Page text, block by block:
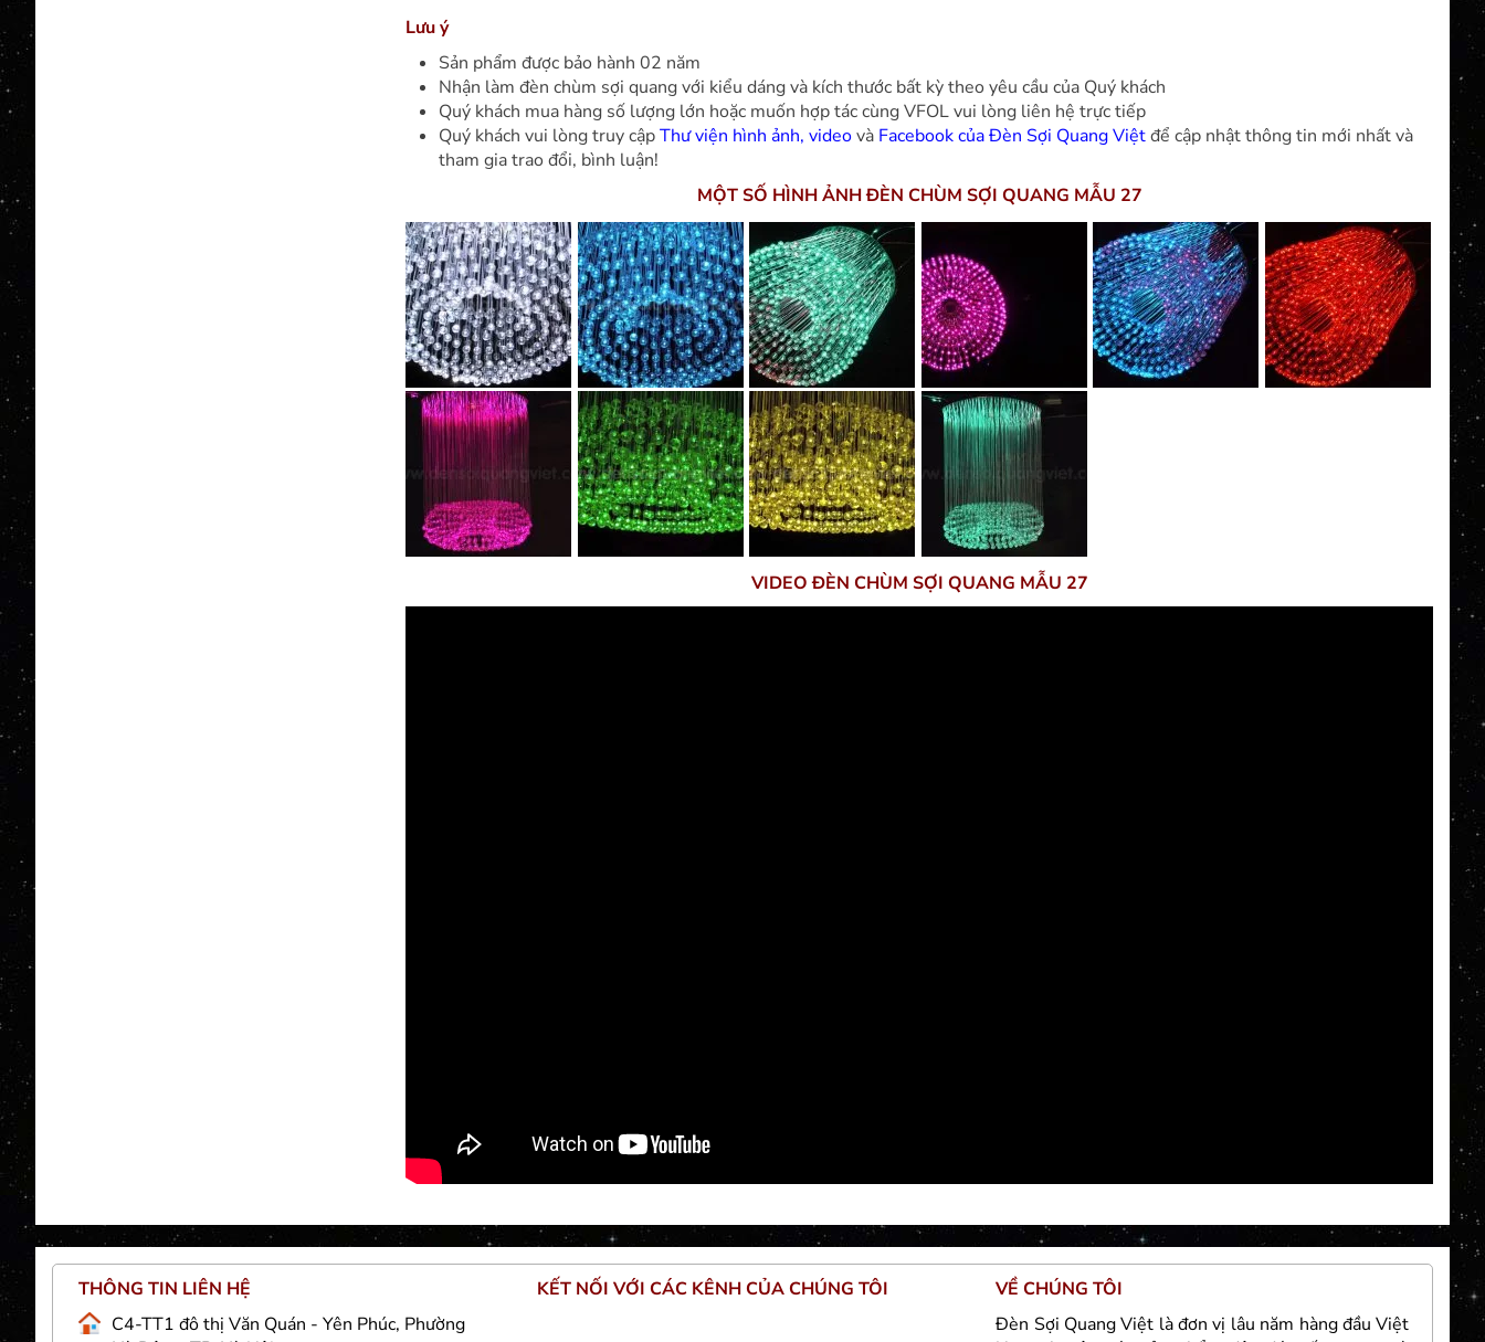
Lưu ý
Sản phẩm được bảo hành 02 năm
Nhận làm đèn chùm sợi quang với kiểu dáng và kích thước bất kỳ theo yêu cầu của Quý khách
Quý khách mua hàng số lượng lớn hoặc muốn hợp tác cùng VFOL vui lòng liên hệ trực tiếp
Quý khách vui lòng truy cậpThư viện hình ảnh, videovà Facebook của Đèn Sợi Quang Việtđể cập nhật thông tin mới nhất và
tham gia trao đổi, bình luận!
MỘT SỐ HÌNH ẢNH ĐÈN CHÙM SỢI QUANG MẪU 27
VIDEO ĐÈN CHÙM SỢI QUANG MẪU 27
THÔNG TIN LIÊN HỆ
C4-TT1 đô thị Văn Quán - Yên Phúc, Phường
KẾT NỐI VỚI CÁC KÊNH CỦA CHÚNG TÔI
VỀ CHÚNG TÔI
Đèn Sợi Quang Việt là đơn vị lâu năm hàng đầu Việt